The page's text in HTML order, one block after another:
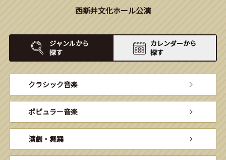
西新井文化ホール公演
ジャンルから
探す
カレンダーから
探す
クラシック音楽
ポピュラー音楽
演劇・舞踊